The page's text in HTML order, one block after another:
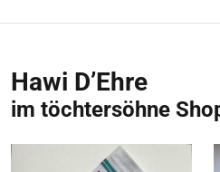
Hawi D’Ehre
im töchtersöhne